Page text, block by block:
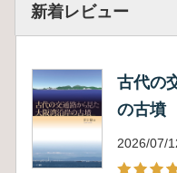
新着レビュー
古代の
の古墳
2026/07/